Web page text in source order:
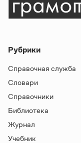
Рубрики
Справочная служба
Словари
Справочники
Библиотека
Журнал
Учебник